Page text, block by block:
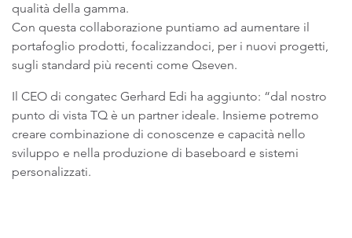
qualità della gamma.
Con questa collaborazione puntiamo ad aumentare il
portafoglio prodotti, focalizzandoci, per i nuovi progetti,
sugli standard più recenti come Qseven.
Il CEO di congatec Gerhard Edi ha aggiunto: “dal nostro
punto di vista TQ è un partner ideale. Insieme potremo
creare combinazione di conoscenze e capacità nello
sviluppo e nella produzione di baseboard e sistemi
personalizzati.